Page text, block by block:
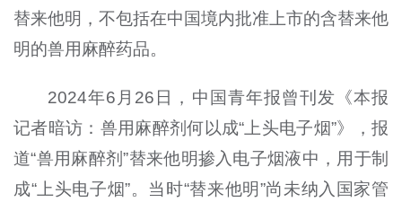
替来他明，不包括在中国境内批准上市的含替来他
明的兽用麻醉药品。
2024年6月26日，中国青年报曾刊发《本报
记者暗访：兽用麻醉剂何以成“上头电子烟”》，报
道“兽用麻醉剂”替来他明掺入电子烟液中，用于制
成“上头电子烟”。当时“替来他明”尚未纳入国家管